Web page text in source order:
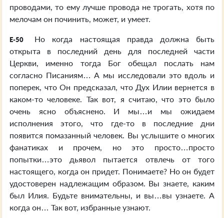
проводами, то ему лучше провода не трогать, хотя по
мелочам он починить, может, и умеет.
E-50
Но когда настоящая правда должна быть
открыта в последний день для последней части
Церкви, именно тогда Бог обещал послать нам
согласно Писаниям… А мы исследовали это вдоль и
поперек, что Он предсказал, что Дух Илии вернется в
каком-то человеке. Так вот, я считаю, что это было
очень ясно объяснено. И мы…и мы ожидаем
исполнения этого, что где-то в последние дни
появится помазанный человек. Вы услышите о многих
фанатиках и прочем, но это просто…просто
попытки…это дьявол пытается отвлечь от того
настоящего, когда он придет. Понимаете? Но он будет
удостоверен надлежащим образом. Вы знаете, каким
был Илия. Будьте внимательны, и вы…вы узнаете. А
когда он… Так вот, избранные узнают.